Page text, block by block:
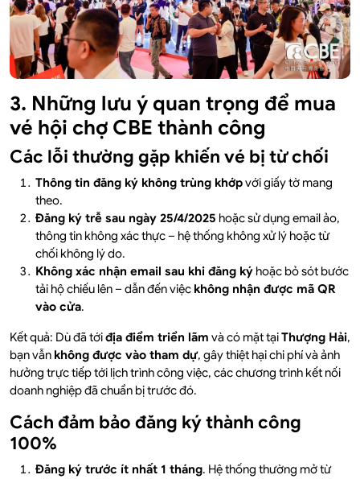
3. Những lưu ý quan trọng để mua
vé hội chợ CBE thành công
Các lỗi thường gặp khiến vé bị từ chối
Thông tin đăng ký không trùng khớpvới giấy tờ mang
theo.
Đăng ký trễ sau ngày 25/4/2025 hoặc sử dụng email ảo,
thông tin không xác thực – hệ thống không xử lý hoặc từ
chối không lý do.
Không xác nhận email sau khi đăng ký hoặc bỏ sót bước
tải hộ chiếu lên – dẫn đến việc không nhận được mã QR
vào cửa.
Kết quả: Dù đã tớiđịa điểm triển lãm và có mặt tạiThượng Hải,
bạn vẫn không được vào tham dự, gây thiệt hại chi phí và ảnh
hưởng trực tiếp tới lịch trình công việc, các chương trình kết nối
doanh nghiệp đã chuẩn bị trước đó.
Cách đảm bảo đăng ký thành công
100%
Đăng ký trước ít nhất 1 tháng. Hệ thống thường mở từ